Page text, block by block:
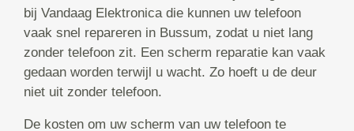
bij Vandaag Elektronica die kunnen uw telefoon
vaak snel repareren in Bussum, zodat u niet lang
zonder telefoon zit. Een scherm reparatie kan vaak
gedaan worden terwijl u wacht. Zo hoeft u de deur
niet uit zonder telefoon.
De kosten om uw scherm van uw telefoon te